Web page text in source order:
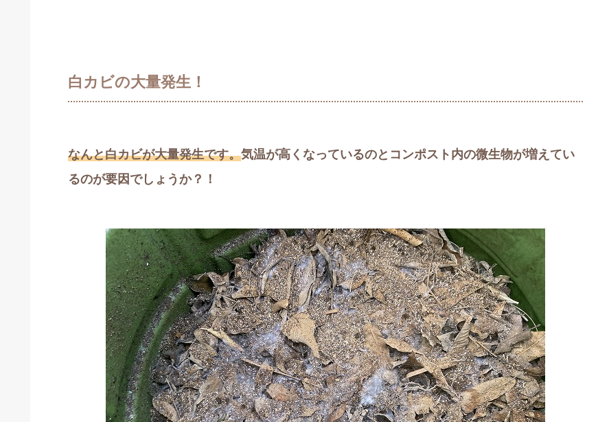
白カビの大量発生！
なんと白カビが大量発生です。気温が高くなっているのとコンポスト内の微生物が増えてい
るのが要因でしょうか？！